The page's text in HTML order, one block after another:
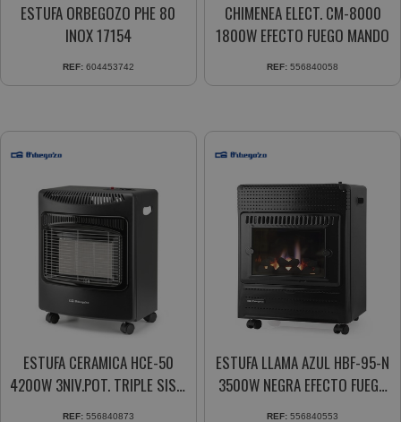
ESTUFA ORBEGOZO PHE 80
INOX 17154
REF: 604453742
CHIMENEA ELECT. CM-8000
1800W EFECTO FUEGO MANDO
REF: 556840058
ESTUFA CERAMICA HCE-50
4200W 3NIV.POT. TRIPLE SIST.
REF: 556840873
ESTUFA LLAMA AZUL HBF-95-N
3500W NEGRA EFECTO FUEGO
REF: 556840553